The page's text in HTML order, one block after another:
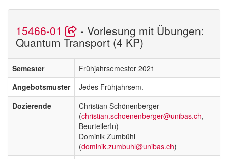
15466-01 - Vorlesung mit Übungen:
Quantum Transport (4 KP)
Semester
Frühjahrsemester 2021
Angebotsmuster
Jedes Frühjahrsem.
Dozierende
Christian Schönenberger
(christian.schoenenberger@unibas.ch,
BeurteilerIn)
Dominik Zumbühl
(dominik.zumbuhl@unibas.ch)